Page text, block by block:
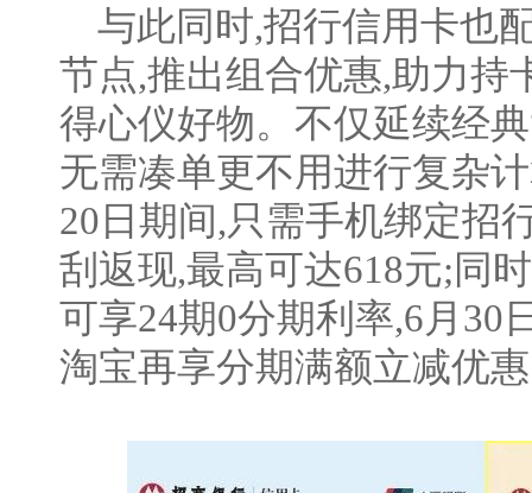
与此同时,招行信用卡也
节点,推出组合优惠,助力持
得心仪好物。不仅延续经
无需凑单更不用进行复杂
20日期间,只需手机绑定招
刮返现,最高可达618元;同
可享24期0分期利率,6月30
淘宝再享分期满额立减优